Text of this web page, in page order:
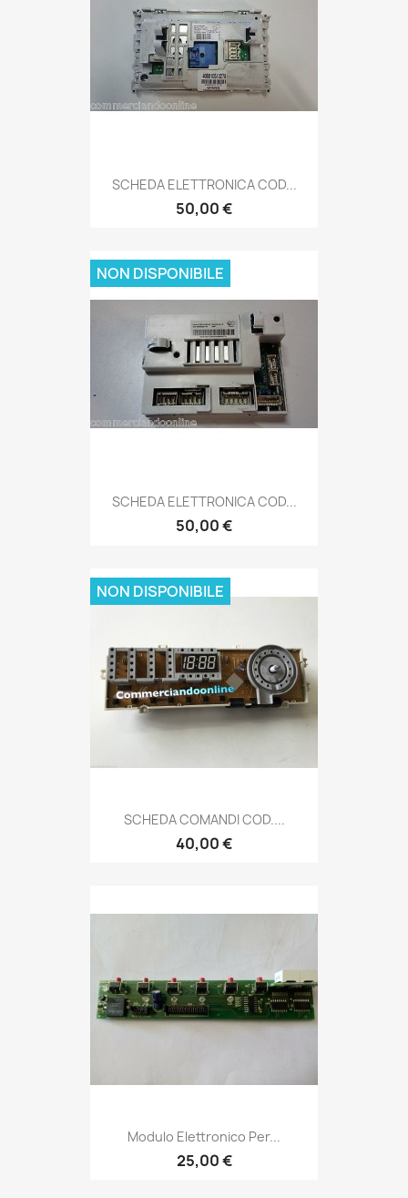
SCHEDA ELETTRONICA COD...
50,00 €
SCHEDA ELETTRONICA COD...
50,00 €
NON DISPONIBILE
SCHEDA COMANDI COD....
40,00 €
NON DISPONIBILE
Modulo Elettronico Per...
25,00 €